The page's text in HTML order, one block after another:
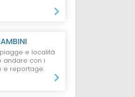
e località
andare con i
e reportage.